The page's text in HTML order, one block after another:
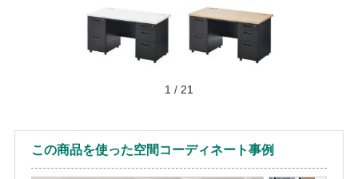
1 / 21
この商品を使った空間コーディネート事例